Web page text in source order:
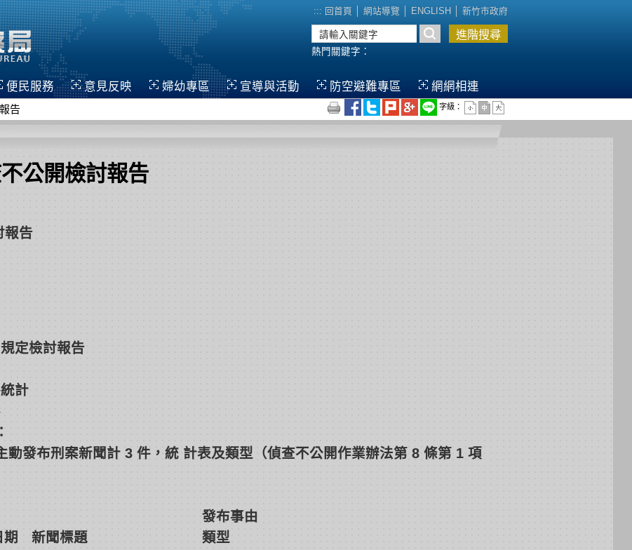
::: 回首頁 網站導覽 ENGLISH 新竹市政府
熱門關鍵字 ：
便民服務 意見反映 婦幼專區 宣導與活動 防空避難專區 網網相連
告 字級：
公開檢討報告
報告
定檢討報告
計
動發布刑案新聞計 3 件，統 計表及類型（偵查不公開作業辦法第 8 條第 1 項
新聞標題
發布事由
類型